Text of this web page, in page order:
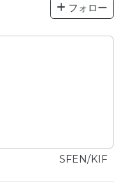
フォロー
SFEN/KIF